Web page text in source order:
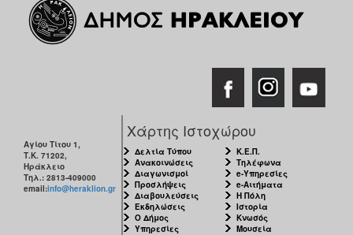
ΔΗΜΟΣ
ΠΟΛΙΤΙΣΜΟΣ
Αγίου Τίτου 1,
Τ.Κ. 71202,
Ηράκλειο
Τηλ.: 2813-409000
email:info@heraklion.gr
Χάρτης Ιστοχώρου
Δελτία Τύπου
Ανακοινώσεις
Διαγωνισμοί
Προσλήψεις
Διαβουλεύσεις
Εκδηλώσεις
Ο Δήμος
Υπηρεσίες
Κ.Ε.Π.
Τηλέφωνα
e-Υπηρεσίες
e-Αιτήματα
Η Πόλη
Ιστορία
Κνωσός
Μουσεία